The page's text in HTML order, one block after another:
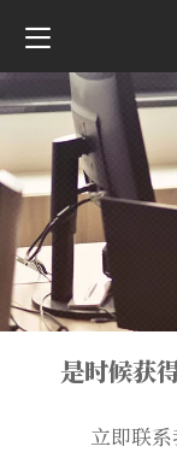
是时候获
立即联